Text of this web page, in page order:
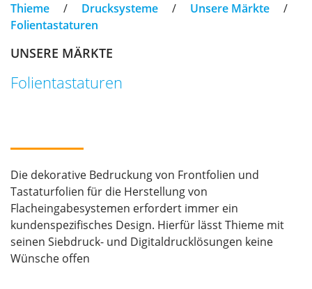
Thieme / Drucksysteme / Unsere Märkte
/
Folientastaturen
UNSERE MÄRKTE
Folientastaturen
Die dekorative Bedruckung von Frontfolien und
Tastaturfolien für die Herstellung von
Flacheingabesystemen erfordert immer ein
kundenspezifisches Design. Hierfür lässt Thieme mit
seinen Siebdruck- und Digitaldrucklösungen keine
Wünsche offen